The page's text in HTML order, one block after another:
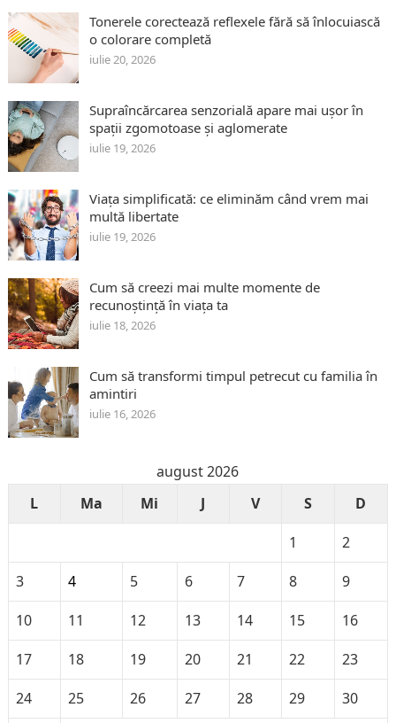
Tonerele corectează reflexele fără să înlocuiască
o colorare completă
iulie 20, 2026
Supraîncărcarea senzorială apare mai ușor în
spații zgomotoase și aglomerate
iulie 19, 2026
Viața simplificată: ce eliminăm când vrem mai
multă libertate
iulie 19, 2026
Cum să creezi mai multe momente de
recunoștință în viața ta
iulie 18, 2026
Cum să transformi timpul petrecut cu familia în
amintiri
iulie 16, 2026
august 2026
L
Ma Mi J V S
D
1
2
3
4 5 6 7 8
9
10
11 12 13 14 15
16
17
18 19 20 21 22
23
24
25 26 27 28 29
30